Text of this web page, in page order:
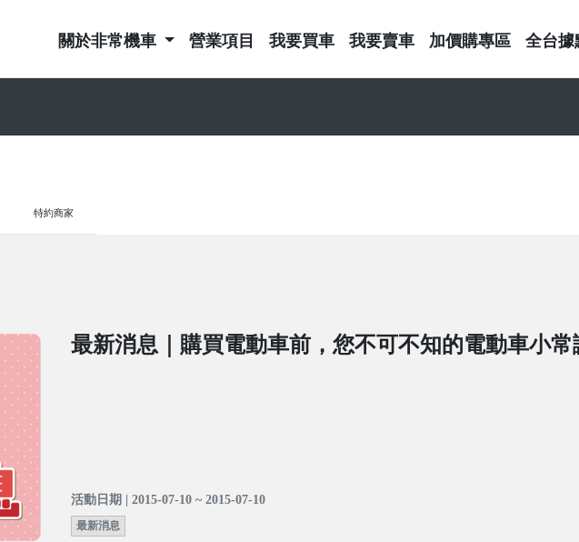
關於非常機車 營業項目 我要買車 我要賣車 加價購專區 全台據
特約商家
最新消息｜購買電動車前，您不可不知的電動車小常
活動日期 | 2015-07-10 ~ 2015-07-10
最新消息